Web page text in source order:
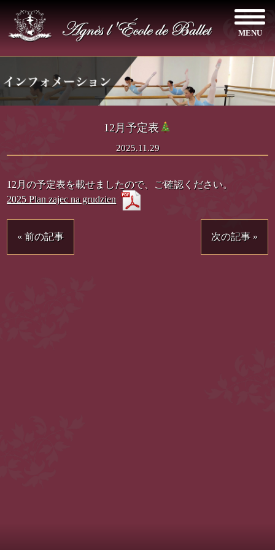
12月予定表
2025.11.29
12月の予定表を載せましたので、ご確認ください。
2025 Plan zajec na grudzien
« 前の記事 次の記事 »
MENU